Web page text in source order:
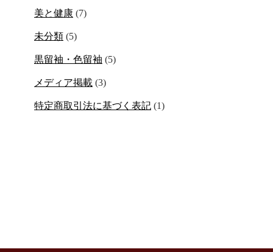
美と健康 (7)
未分類 (5)
黒留袖・色留袖 (5)
メディア掲載 (3)
特定商取引法に基づく表記 (1)